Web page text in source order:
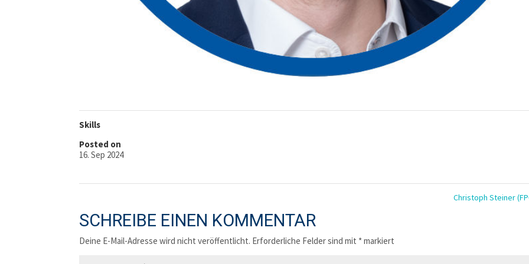
Skills
Posted on
16. Sep 2024
Christoph Steiner
SCHREIBE EINEN KOMMENTAR
Deine E-Mail-Adresse wird nicht veröffentlicht. Erforderliche Felder sind mit *markiert